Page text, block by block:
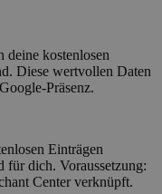
deine kostenlosen
Diese wertvollen Daten
Präsenz.
Einträgen
für dich. Voraussetzung:
Center verknüpft.